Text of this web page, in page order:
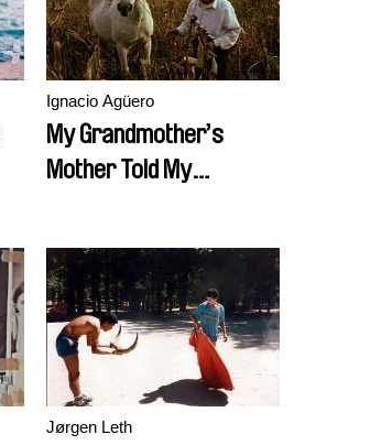
Ignacio Agüero
My Grandmother’s
Mother Told My
Jørgen Leth